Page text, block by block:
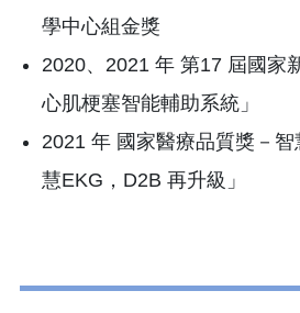
學中心組金獎
2020、2021 年 第17 屆國家
心肌梗塞智能輔助系統」
2021 年 國家醫療品質獎－
慧EKG，D2B 再升級」